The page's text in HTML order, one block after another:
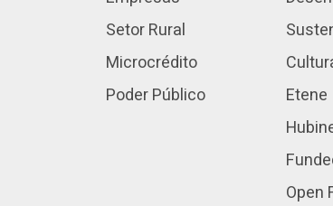
Setor Rural
Microcrédito
Poder Público
Etene
Open